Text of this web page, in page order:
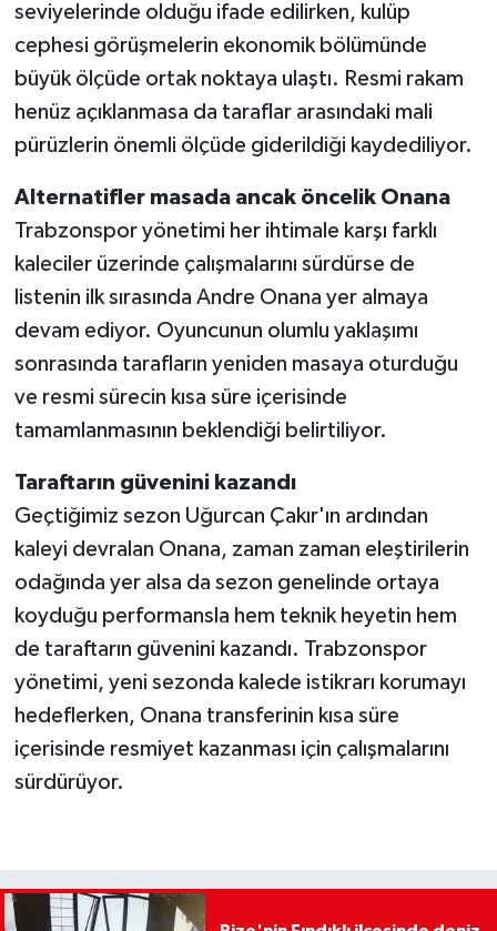
seviyelerinde olduğu ifade edilirken, kulüp
cephesi görüşmelerin ekonomik bölümünde
büyük ölçüde ortak noktaya ulaştı. Resmi rakam
henüz açıklanmasa da taraflar arasındaki mali
pürüzlerin önemli ölçüde giderildiği kaydediliyor.
Alternatifler masada ancak öncelik Onana
Trabzonspor yönetimi her ihtimale karşı farklı
kaleciler üzerinde çalışmalarını sürdürse de
listenin ilk sırasında Andre Onana yer almaya
devam ediyor. Oyuncunun olumlu yaklaşımı
sonrasında tarafların yeniden masaya oturduğu
ve resmi sürecin kısa süre içerisinde
tamamlanmasının beklendiği belirtiliyor.
Taraftarın güvenini kazandı
Geçtiğimiz sezon Uğurcan Çakır'ın ardından
kaleyi devralan Onana, zaman zaman eleştirilerin
odağında yer alsa da sezon genelinde ortaya
koyduğu performansla hem teknik heyetin hem
de taraftarın güvenini kazandı. Trabzonspor
yönetimi, yeni sezonda kalede istikrarı korumayı
hedeflerken, Onana transferinin kısa süre
içerisinde resmiyet kazanması için çalışmalarını
sürdürüyor.